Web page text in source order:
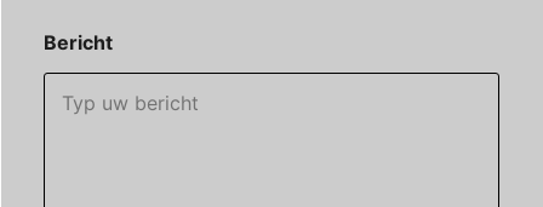
Bericht